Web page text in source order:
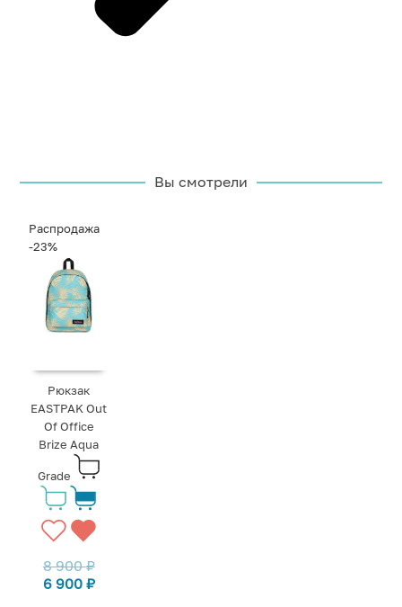
Вы смотрели
Распродажа
-23%
Рюкзак
EASTPAK Out
Of Office
Brize Aqua
Grade
8 900₽
6 900 ₽